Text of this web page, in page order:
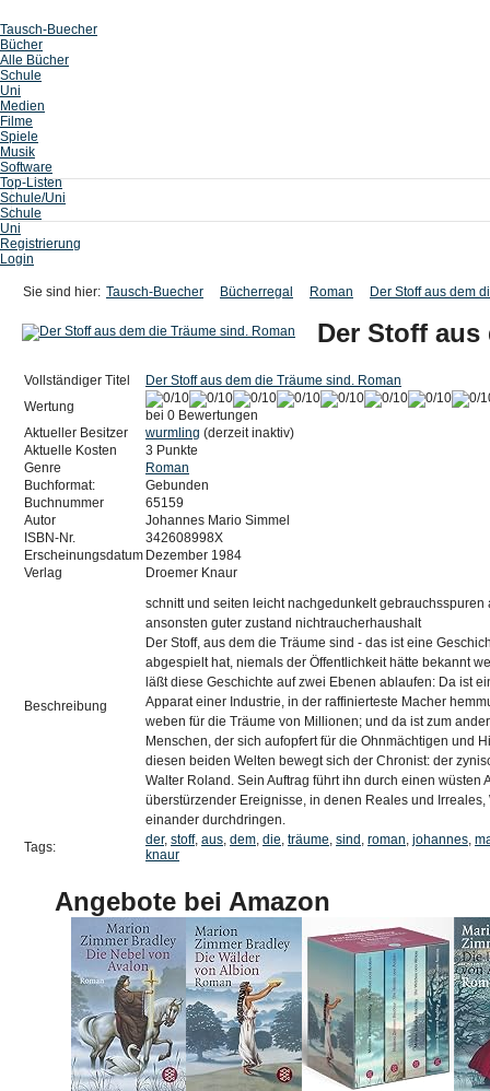
Tausch-Buecher
Bücher
Alle Bücher
Schule
Uni
Medien
Filme
Spiele
Musik
Software
Top-Listen
Schule/Uni
Schule
Uni
Registrierung
Login
Sie sind hier: Tausch-Buecher Bücherregal Roman Der Stoff aus dem
Der Stoff aus
Vollständiger Titel
Der Stoff aus dem die Träume sind. Roman
Wertung
bei 0 Bewertungen
Aktueller Besitzer
wurmling (derzeit inaktiv)
Aktuelle Kosten
3 Punkte
Genre
Roman
Buchformat:
Gebunden
Buchnummer
65159
Autor
Johannes Mario Simmel
ISBN-Nr.
342608998X
Erscheinungsdatum Dezember 1984
Verlag
Droemer Knaur
Beschreibung
schnitt und seiten leicht nachgedunkelt gebrauchsspuren
ansonsten guter zustand nichtraucherhaushalt
Der Stoff, aus dem die Träume sind - das ist eine
abgespielt hat, niemals der Öffentlichkeit hätte bekannt
läßt diese Geschichte auf zwei Ebenen ablaufen: Da ist
Apparat einer Industrie, in der raffinierteste Macher
weben für die Träume von Millionen; und da ist zum
Menschen, der sich aufopfert für die Ohnmächtigen und
diesen beiden Welten bewegt sich der Chronist: der
Walter Roland. Sein Auftrag führt ihn durch einen wüsten
überstürzender Ereignisse, in denen Reales und
einander durchdringen.
Tags:
der, stoff, aus, dem, die, träume, sind , roman, johannes,
knaur
Angebote bei Amazon